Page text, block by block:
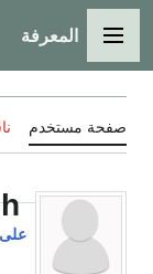
القائمة الرئيسية
المعرفة
صفحة مستخدم
على